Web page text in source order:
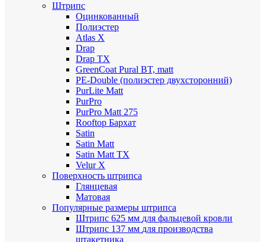
Штрипс
Оцинкованный
Полиэстер
Atlas X
Drap
Drap TX
GreenCoat Pural BT, matt
PE-Double (полиэстер двухсторонний)
PurLite Мatt
PurPro
PurPro Matt 275
Rooftop Бархат
Satin
Satin Мatt
Satin Matt TX
Velur X
Поверхность штрипса
Глянцевая
Матовая
Популярные размеры штрипса
Штрипс 625 мм для фальцевой кровли
Штрипс 137 мм для производства
штакетника